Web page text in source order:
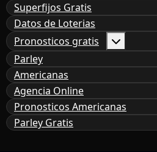
Superfijos Gratis
Datos de Loterias
Pronosticos gratis
Parley
Americanas
Agencia Online
Pronosticos Americanas
Parley Gratis